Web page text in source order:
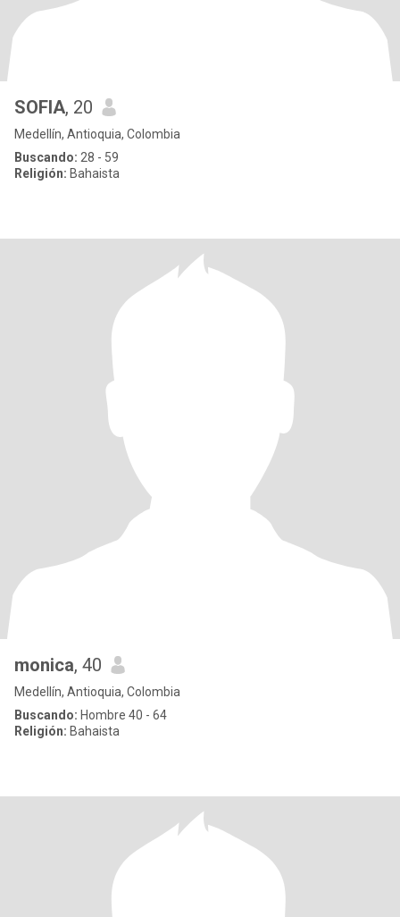
SOFIA, 20
Medellín, Antioquia, Colombia
Buscando: 28 - 59
Religión: Bahaista
monica, 40
Medellín, Antioquia, Colombia
Buscando: Hombre 40 - 64
Religión: Bahaista